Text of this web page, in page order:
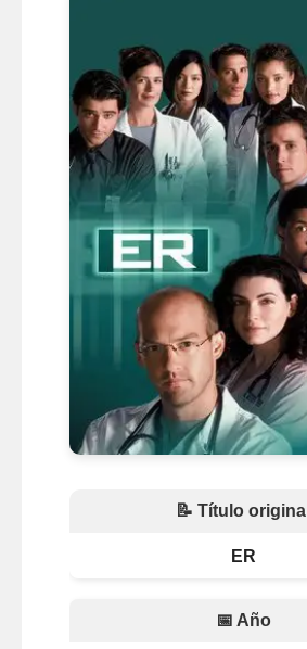
📝 Título original
ER
📅 Año